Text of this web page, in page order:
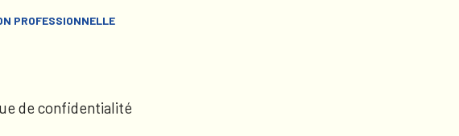
PROFESSIONNELLE
de confidentialité